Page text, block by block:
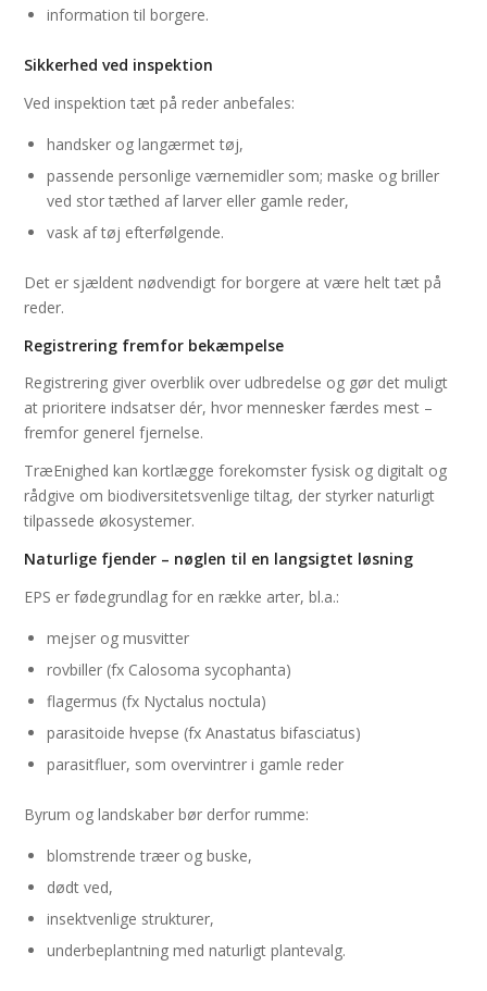
information til borgere.
Sikkerhed ved inspektion
Ved inspektion tæt på reder anbefales:
handsker og langærmet tøj,
passende personlige værnemidler som; maske og briller
ved stor tæthed af larver eller gamle reder,
vask af tøj efterfølgende.
Det er sjældent nødvendigt for borgere at være helt tæt på
reder.
Registrering fremfor bekæmpelse
Registrering giver overblik over udbredelse og gør det muligt
at prioritere indsatser dér, hvor mennesker færdes mest –
fremfor generel fjernelse.
TræEnighed kan kortlægge forekomster fysisk og digitalt og
rådgive om biodiversitetsvenlige tiltag, der styrker naturligt
tilpassede økosystemer.
Naturlige fjender – nøglen til en langsigtet løsning
EPS er fødegrundlag for en række arter, bl.a.:
mejser og musvitter
rovbiller (fx Calosoma sycophanta)
flagermus (fx Nyctalus noctula)
parasitoide hvepse (fx Anastatus bifasciatus)
parasitfluer, som overvintrer i gamle reder
Byrum og landskaber bør derfor rumme:
blomstrende træer og buske,
dødt ved,
insektvenlige strukturer,
underbeplantning med naturligt plantevalg.